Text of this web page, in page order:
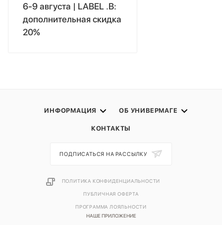
6-9 августа | LABEL .B:
дополнительная скидка
20%
ИНФОРМАЦИЯ ОБ УНИВЕРМАГЕ
КОНТАКТЫ
НАШЕ ПРИЛОЖЕНИЕ
ПОДПИСАТЬСЯ НА РАССЫЛКУ
ПОЛИТИКА КОНФИДЕНЦИАЛЬНОСТИ
ПУБЛИЧНАЯ ОФЕРТА
ПРОГРАММА ЛОЯЛЬНОСТИ